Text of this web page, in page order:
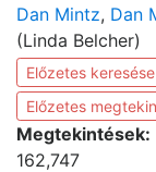
Dan Mintz, Dan
(Linda Belcher)
Előzetes
Előzetes
Megtekintések:
162,747